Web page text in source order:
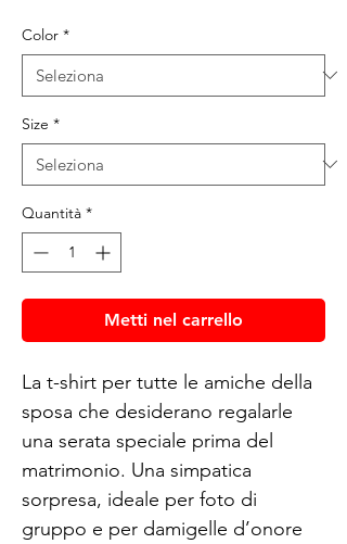
Color *
Size *
Quantità *
Metti nel carrello
La t-shirt per tutte le amiche della
sposa che desiderano regalarle
una serata speciale prima del
matrimonio. Una simpatica
sorpresa, ideale per foto di
gruppo e per damigelle d’onore